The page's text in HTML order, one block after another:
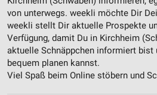
von unterwegs. weekli möchte Dir
weekli stellt Dir aktuelle Prospekte
Verfügung, damit Du in Kirchheim
aktuelle Schnäppchen informiert bist
bequem planen kannst.
Viel Spaß beim Online stöbern und